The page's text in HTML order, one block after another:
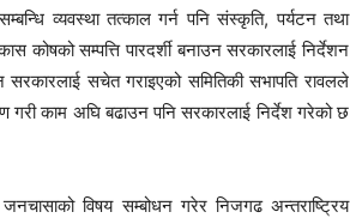
व्यवस्था तत्काल गर्न पनि संस्कृति, पर्यटन तथा
कोषको सम्पत्ति पारदर्शी बनाउन सरकारलाई निर्देशन
सरकारलाई सचेत गराइएको समितिकी सभापति रावलले
गरी काम अघि बढाउन पनि सरकारलाई निर्देश गरेको छ
विषय सम्बोधन गरेर निजगढ अन्तराष्ट्रिय